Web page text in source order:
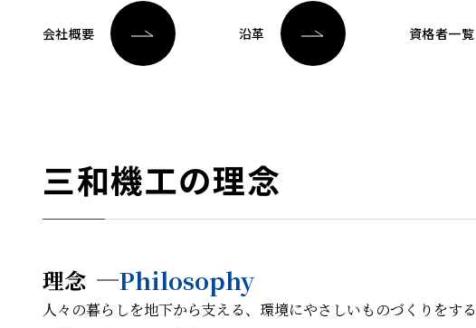
会社概要 沿革 資格者一覧
三和機工の理念
理念 Philosophy
人々の暮らしを地下から支える、環境にやさしいものづくりをする